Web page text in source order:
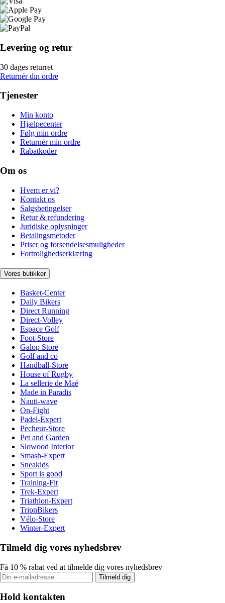
Levering og retur
30 dages returret
Returnér din ordre
Tjenester
Min konto
Hjælpecenter
Følg min ordre
Returnér min ordre
Rabatkoder
Om os
Hvem er vi?
Kontakt os
Salgsbetingelser
Retur & refundering
Juridiske oplysninger
Betalingsmetoder
Priser og forsendelsesmuligheder
Fortrolighedserklæring
Vores butikker
Basket-Center
Daily Bikers
Direct Running
Direct-Volley
Espace Golf
Foot-Store
Galop Store
Golf and co
Handball-Store
House of Rugby
La sellerie de Maé
Made in Paradis
Nauti-wave
On-Fight
Padel-Expert
Pecheur-Store
Pet and Garden
Slowood Interior
Smash-Expert
Sneakids
Sport is good
Training-Fit
Trek-Expert
Triathlon-Expert
TripnBikers
Vélo-Store
Winter-Expert
Tilmeld dig vores nyhedsbrev
Få 10 % rabat ved at tilmelde dig vores nyhedsbrev
Tilmeld dig
Hold kontakten